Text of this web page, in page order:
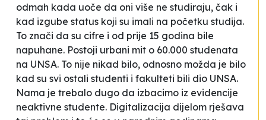
odmah kada uoče da oni više ne studiraju, čak i
kad izgube status koji su imali na početku studija.
To znači da su cifre i od prije 15 godina bile
napuhane. Postoji urbani mit o 60.000 studenata
na UNSA. To nije nikad bilo, odnosno možda je bilo
kad su svi ostali studenti i fakulteti bili dio UNSA.
Nama je trebalo dugo da izbacimo iz evidencije
neaktivne studente. Digitalizacija dijelom rješava